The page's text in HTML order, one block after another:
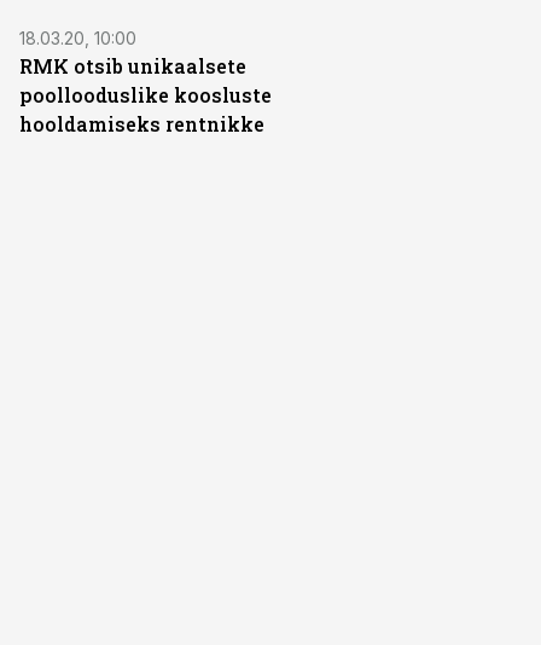
18.03.20, 10:00
RMK otsib unikaalsete
poollooduslike koosluste
hooldamiseks rentnikke